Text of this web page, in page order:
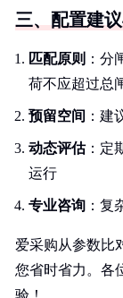
三、配置建
匹配原则 ：分
荷不应超过总
预留空间 ：建
动态评估：定
运行
专业咨询 ：复
爱采购从参数比
您省时省力。各
验！